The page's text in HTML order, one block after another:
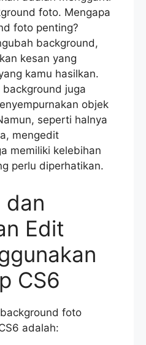
foto. Mengapa
foto penting?
background,
kesan yang
kamu hasilkan.
juga
objek
seperti halnya
mengedit
memiliki kelebihan
perlu diperhatikan.
dan
Edit
CS6
foto
adalah: